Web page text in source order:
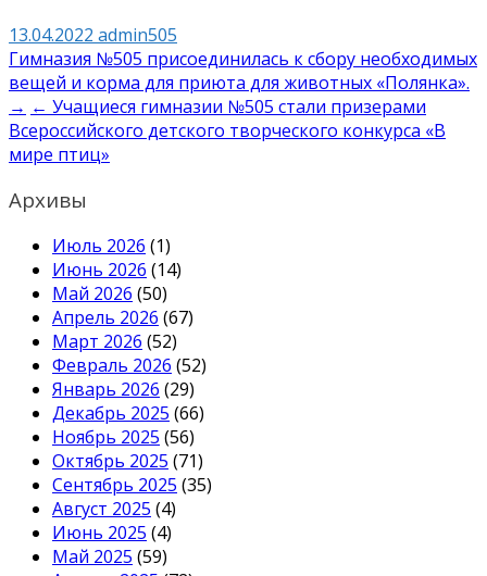
13.04.2022 admin505
Навигация
по
записям
Гимназия №505 присоединилась к сбору необходимых
вещей и корма для приюта для животных «Полянка».
→ ← Учащиеся гимназии №505 стали призерами
Всероссийского детского творческого конкурса «В
мире птиц»
Архивы
Июль 2026 (1)
Июнь 2026 (14)
Май 2026 (50)
Апрель 2026 (67)
Март 2026 (52)
Февраль 2026 (52)
Январь 2026 (29)
Декабрь 2025 (66)
Ноябрь 2025 (56)
Октябрь 2025 (71)
Сентябрь 2025 (35)
Август 2025 (4)
Июнь 2025 (4)
Май 2025 (59)